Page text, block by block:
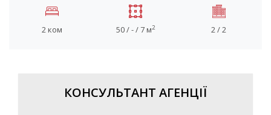
2 ком 50 / - / 7 м2 2 / 2
КОНСУЛЬТАНТ АГЕНЦІЇ